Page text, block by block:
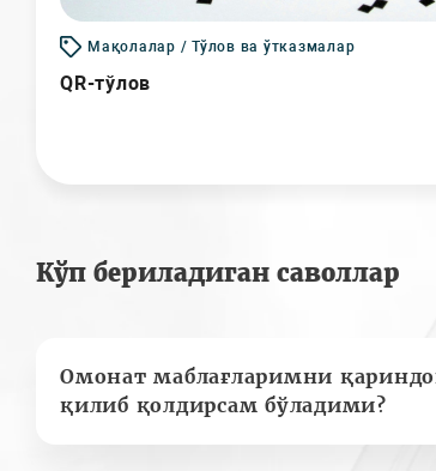
Мақолалар / Тўлов ва ўтказмалар
QR-тўлов
Кўп бериладиган саволлар
Омонат маблағларимни
қилиб қолдирсам бўладими?